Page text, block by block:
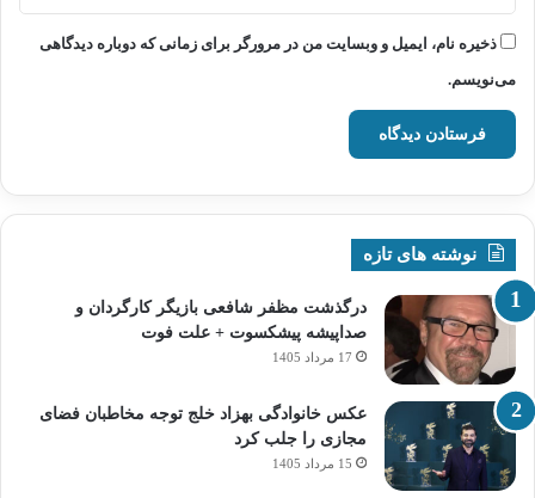
ذخیره نام، ایمیل و وبسایت من در مرورگر برای زمانی که دوباره دیدگاهی
می‌نویسم.
نوشته های تازه
درگذشت مظفر شافعی بازیگر کارگردان و
صداپیشه پیشکسوت + علت فوت
17 مرداد 1405
عکس خانوادگی بهزاد خلج توجه مخاطبان فضای
مجازی را جلب کرد
15 مرداد 1405